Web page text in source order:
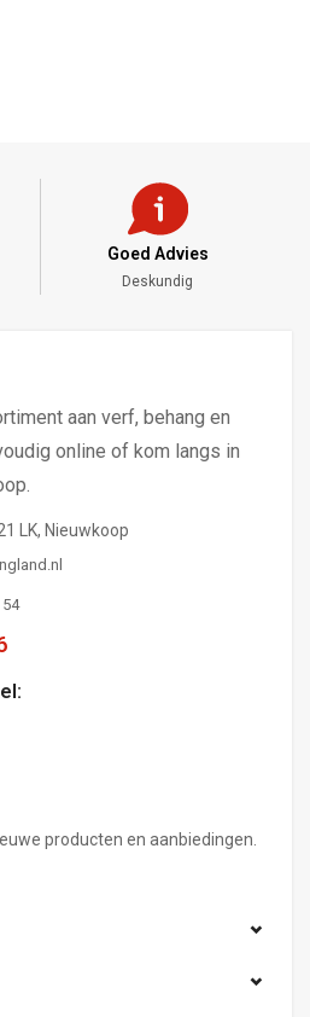
Goed Advies
Deskundig
aan verf, behang en
online of kom langs in
LK, Nieuwkoop
producten en aanbiedingen.